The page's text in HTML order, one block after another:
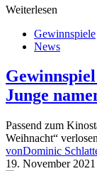
Weiterlesen
Gewinnspiele
News
Junge
Passend zum
Weihnacht“
vonDominic
19. November 2021